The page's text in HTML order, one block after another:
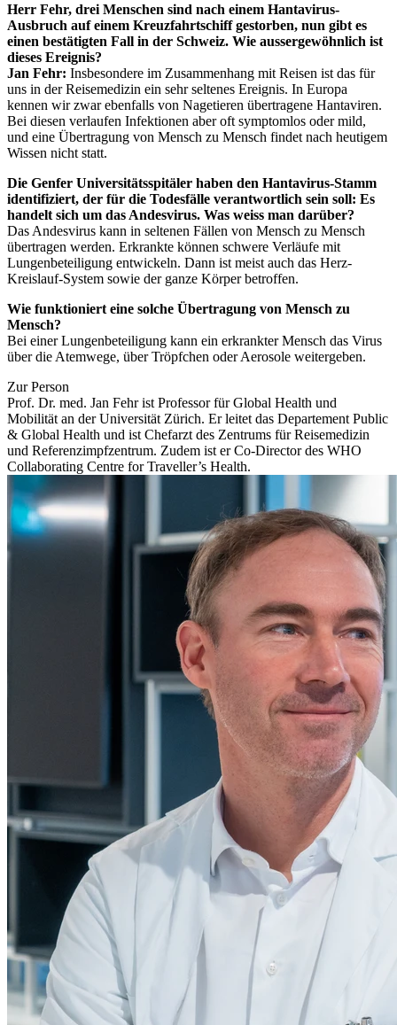
Herr Fehr, drei Menschen sind nach einem Hantavirus-
Ausbruch auf einem Kreuzfahrtschiff gestorben, nun gibt es
einen bestätigten Fall in der Schweiz. Wie aussergewöhnlich ist
dieses Ereignis?
Jan Fehr: Insbesondere im Zusammenhang mit Reisen ist das für
uns in der Reisemedizin ein sehr seltenes Ereignis. In Europa
kennen wir zwar ebenfalls von Nagetieren übertragene Hantaviren.
Bei diesen verlaufen Infektionen aber oft symptomlos oder mild,
und eine Übertragung von Mensch zu Mensch findet nach heutigem
Wissen nicht statt.
Die Genfer Universitätsspitäler haben den Hantavirus-Stamm
identifiziert, der für die Todesfälle verantwortlich sein soll: Es
handelt sich um das Andesvirus. Was weiss man darüber?
Das Andesvirus kann in seltenen Fällen von Mensch zu Mensch
übertragen werden. Erkrankte können schwere Verläufe mit
Lungenbeteiligung entwickeln. Dann ist meist auch das Herz-
Kreislauf-System sowie der ganze Körper betroffen.
Wie funktioniert eine solche Übertragung von Mensch zu
Mensch?
Bei einer Lungenbeteiligung kann ein erkrankter Mensch das Virus
über die Atemwege, über Tröpfchen oder Aerosole weitergeben.
Zur Person
Prof. Dr. med. Jan Fehr ist Professor für Global Health und
Mobilität an der Universität Zürich. Er leitet das Departement Public
& Global Health und ist Chefarzt des Zentrums für Reisemedizin
und Referenzimpfzentrum. Zudem ist er Co-Director des WHO
Collaborating Centre for Traveller’s Health.